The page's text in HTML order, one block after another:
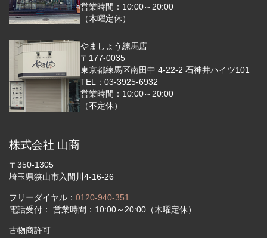
営業時間：10:00～20:00
（木曜定休）
やましょう練馬店
〒177-0035
東京都練馬区南田中 4-22-2 石神井ハイツ101
TEL：03-3925-6932
営業時間：10:00～20:00
（不定休）
株式会社 山商
〒350-1305
埼玉県狭山市入間川4-16-26
フリーダイヤル： 0120-940-351
電話受付： 営業時間：10:00～20:00（木曜定休）
古物商許可